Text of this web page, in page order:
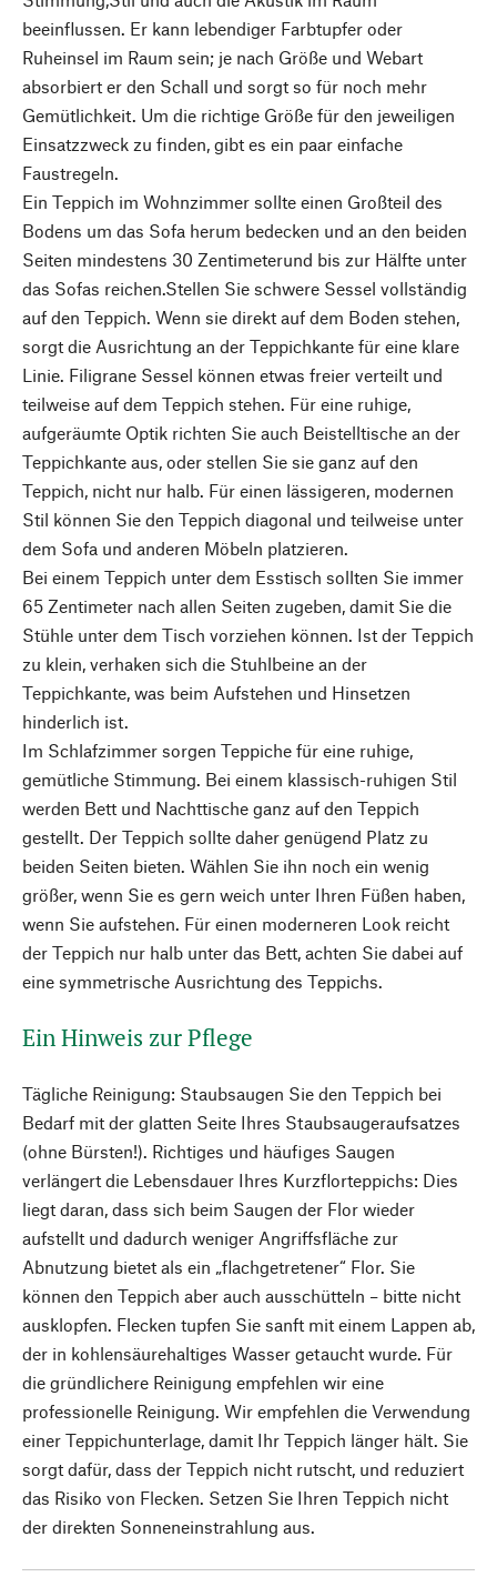
beeinflussen. Er kann lebendiger Farbtupfer oder
Ruheinsel im Raum sein; je nach Größe und Webart
absorbiert er den Schall und sorgt so für noch mehr
Gemütlichkeit. Um die richtige Größe für den jeweiligen
Einsatzzweck zu finden, gibt es ein paar einfache
Faustregeln.
Ein Teppich im Wohnzimmer sollte einen Großteil des
Bodens um das Sofa herum bedecken und an den beiden
Seiten mindestens 30 Zentimeterund bis zur Hälfte unter
das Sofas reichen.Stellen Sie schwere Sessel vollständig
auf den Teppich. Wenn sie direkt auf dem Boden stehen,
sorgt die Ausrichtung an der Teppichkante für eine klare
Linie. Filigrane Sessel können etwas freier verteilt und
teilweise auf dem Teppich stehen. Für eine ruhige,
aufgeräumte Optik richten Sie auch Beistelltische an der
Teppichkante aus, oder stellen Sie sie ganz auf den
Teppich, nicht nur halb. Für einen lässigeren, modernen
Stil können Sie den Teppich diagonal und teilweise unter
dem Sofa und anderen Möbeln platzieren.
Bei einem Teppich unter dem Esstisch sollten Sie immer
65 Zentimeter nach allen Seiten zugeben, damit Sie die
Stühle unter dem Tisch vorziehen können. Ist der Teppich
zu klein, verhaken sich die Stuhlbeine an der
Teppichkante, was beim Aufstehen und Hinsetzen
hinderlich ist.
Im Schlafzimmer sorgen Teppiche für eine ruhige,
gemütliche Stimmung. Bei einem klassisch-ruhigen Stil
werden Bett und Nachttische ganz auf den Teppich
gestellt. Der Teppich sollte daher genügend Platz zu
beiden Seiten bieten. Wählen Sie ihn noch ein wenig
größer, wenn Sie es gern weich unter Ihren Füßen haben,
wenn Sie aufstehen. Für einen moderneren Look reicht
der Teppich nur halb unter das Bett, achten Sie dabei auf
eine symmetrische Ausrichtung des Teppichs.
Ein Hinweis zur Pflege
Tägliche Reinigung: Staubsaugen Sie den Teppich bei
Bedarf mit der glatten Seite Ihres Staubsaugeraufsatzes
(ohne Bürsten!). Richtiges und häufiges Saugen
verlängert die Lebensdauer Ihres Kurzflorteppichs: Dies
liegt daran, dass sich beim Saugen der Flor wieder
aufstellt und dadurch weniger Angriffsfläche zur
Abnutzung bietet als ein „flachgetretener“ Flor. Sie
können den Teppich aber auch ausschütteln – bitte nicht
ausklopfen. Flecken tupfen Sie sanft mit einem Lappen ab,
der in kohlensäurehaltiges Wasser getaucht wurde. Für
die gründlichere Reinigung empfehlen wir eine
professionelle Reinigung. Wir empfehlen die Verwendung
einer Teppichunterlage, damit Ihr Teppich länger hält. Sie
sorgt dafür, dass der Teppich nicht rutscht, und reduziert
das Risiko von Flecken. Setzen Sie Ihren Teppich nicht
der direkten Sonneneinstrahlung aus.